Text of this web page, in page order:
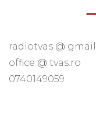
radiotvas @
office @ tvas.ro
0740149059